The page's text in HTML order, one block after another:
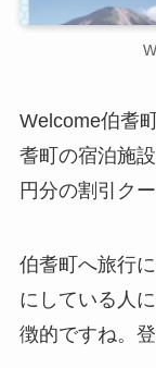
Welcome伯耆
耆町の宿泊施
円分の割引ク
伯耆町へ旅行
にしている人
徴的ですね。